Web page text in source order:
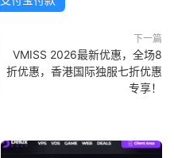
下一篇
VMISS 2026最新优惠，全场8
折优惠，香港国际独服七折优惠
专享！